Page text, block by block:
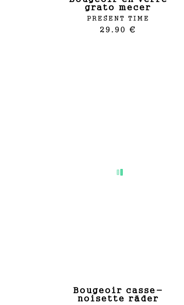
grato mecer
PRESENT TIME
29.90 €
bougeoir casse-
noisette räder